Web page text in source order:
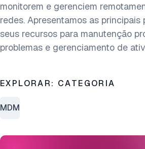
Contate-nos
monitorem e gerenciem
redes. Apresentamos as
seus recursos para manutenção
problemas e gerenciamento de
EXPLORAR: CATEGORIA
MDM